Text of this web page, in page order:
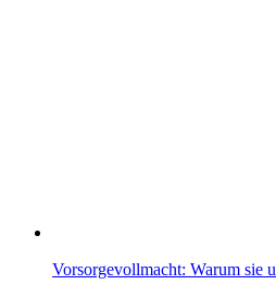
Vorsorgevollmacht: Warum sie